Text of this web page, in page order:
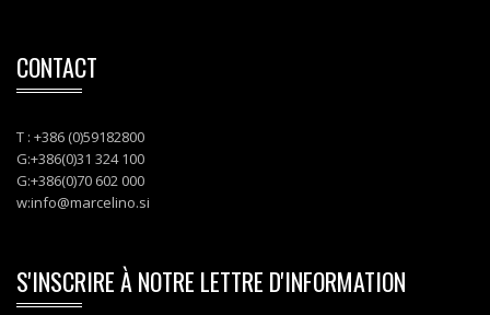
CONTACT
T : +386 (0)59182800
G:+386(0)31 324 100
G:+386(0)70 602 000
w:info@marcelino.si
S'INSCRIRE À NOTRE LETTRE D'INFORMATION